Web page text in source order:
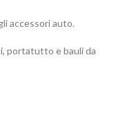
accessori auto.
portatutto e bauli da